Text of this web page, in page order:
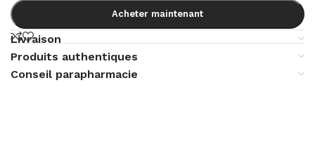
Acheter maintenant
Livraison
Produits authentiques
Conseil parapharmacie